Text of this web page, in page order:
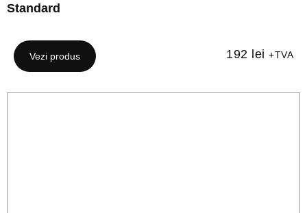
Standard
Vezi produs 192 lei +TVA